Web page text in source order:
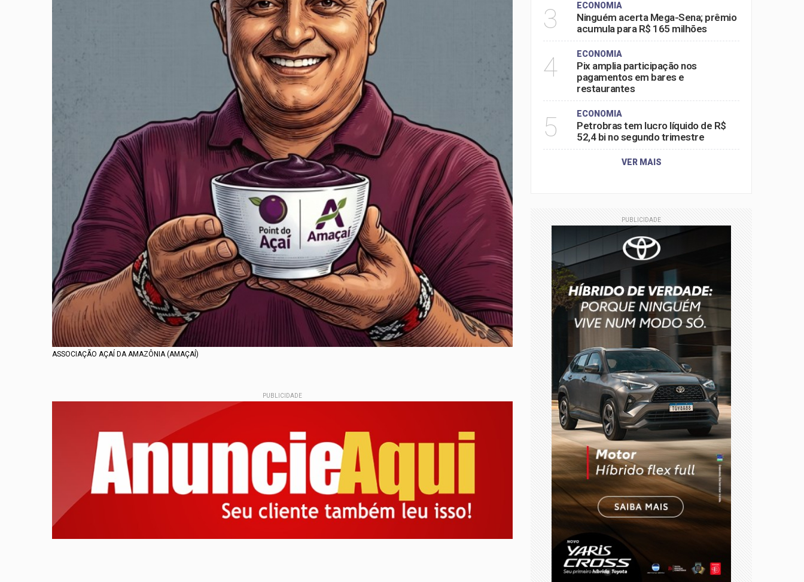
ASSOCIAÇÃO AÇAÍ DA AMAZÔNIA (AMAÇAÍ)
PUBLICIDADE
3 ECONOMIA
Ninguém acerta Mega-Sena; prêmio
acumula para R$ 165 milhões
4 ECONOMIA
Pix amplia participação nos
pagamentos em bares e
restaurantes
5 ECONOMIA
Petrobras tem lucro líquido de R$
52,4 bi no segundo trimestre
VER MAIS
PUBLICIDADE